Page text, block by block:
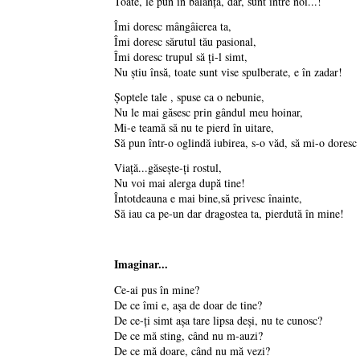
Îmi doresc mângâierea ta,
Îmi doresc sărutul tău pasional,
Îmi doresc trupul să ţi-l simt,
Nu ştiu însă, toate sunt vise spulberate, e în zadar!
Şoptele tale , spuse ca o nebunie,
Nu le mai găsesc prin gândul meu hoinar,
Mi-e teamă să nu te pierd în uitare,
Să pun într-o oglindă iubirea, s-o văd, să mi-o
Viaţă...găseşte-ţi rostul,
Nu voi mai alerga după tine!
Întotdeauna e mai bine,să privesc înainte,
Să iau ca pe-un dar dragostea ta, pierdută în mine!
Imaginar...
Ce-ai pus în mine?
De ce îmi e, aşa de doar de tine?
De ce-ţi simt aşa tare lipsa deşi, nu te cunosc?
De ce mă sting, când nu m-auzi?
De ce mă doare, când nu mă vezi?